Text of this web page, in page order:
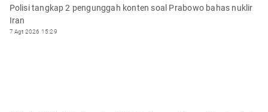
Polisi tangkap 2 pengunggah konten soal Prabowo bahas nuklir
Iran
7 Agt 2026 15:29